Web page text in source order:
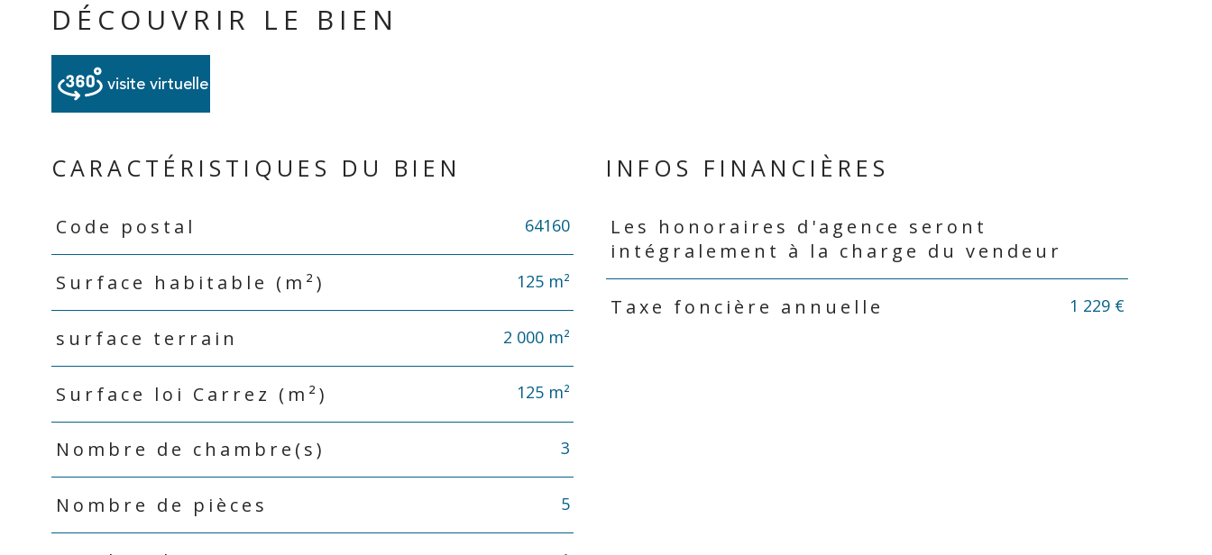
DÉCOUVRIR LE BIEN
visite virtuelle
CARACTÉRISTIQUES DU BIEN
Caractéristiques Valeurs
Code postal 64160
Surface habitable (m²) 125 m²
surface terrain 2 000 m²
Surface loi Carrez (m²) 125 m²
Nombre de chambre(s) 3
Nombre de pièces 5
INFOS FINANCIÈRES
Caractéristiques Valeurs
Les honoraires d'agence seront
intégralement à la charge du vendeur
Taxe foncière annuelle 1 229 €